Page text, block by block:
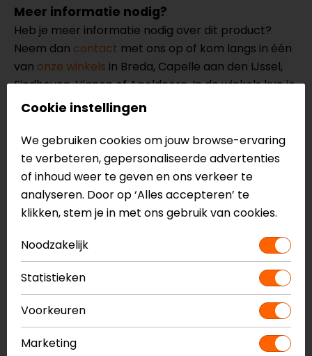
Meer informatie nodig?
Heb je meer informatie nodig over dit product?
Neem dan contact met ons op of kom langs in één
van onze winkels in Breda, Capelle aan den IJssel,
Eindhoven, Vianen of Apeldoorn. In de winkels kun je
het product bekijken & passen en staan onze
verkoopmedewerkers voor je klaar met advies.
Bekijk onze anderemotoronderhoud.
Cookie instellingen
We gebruiken cookies om jouw browse-ervaring
te verbeteren, gepersonaliseerde advertenties
of inhoud weer te geven en ons verkeer te
analyseren. Door op ‘Alles accepteren’ te
klikken, stem je in met ons gebruik van cookies.
Noodzakelijk
Statistieken
Voorkeuren
Marketing